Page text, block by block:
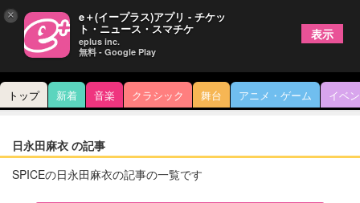
トップ 新着 音楽 クラシック 舞台 アニメ・ゲーム イベ
日永田麻衣 の記事
SPICEの日永田麻衣の記事の一覧です
× e＋(イープラス)アプリ - チケッ
ト・ニュース・スマチケ
eplus inc.
無料 - Google Play
表示